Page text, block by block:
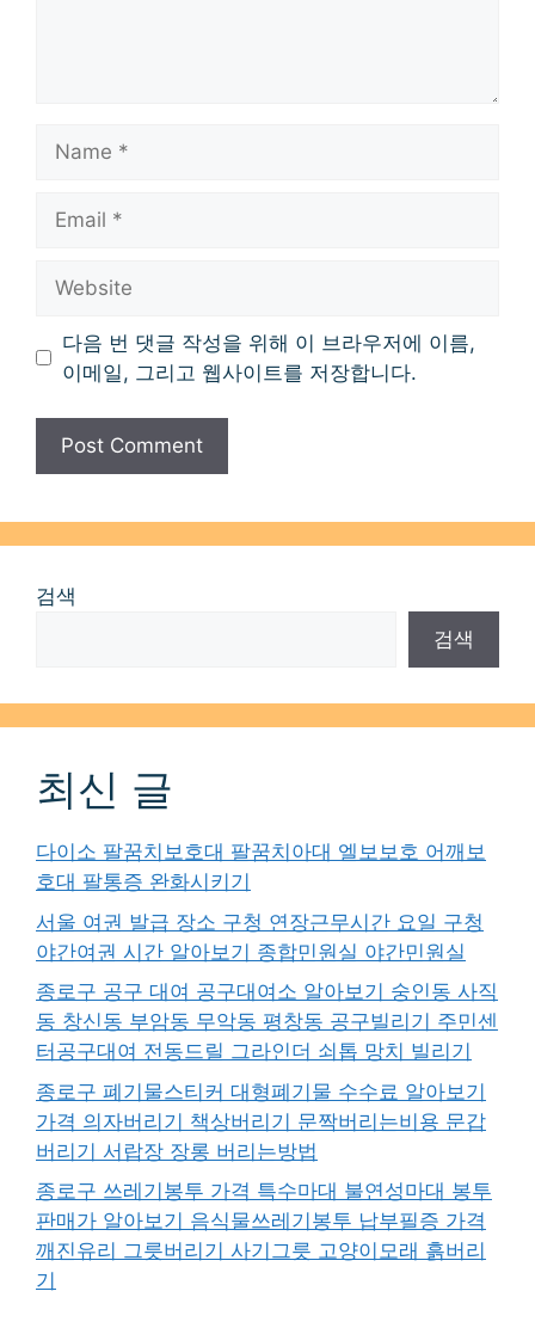
다음 번 댓글 작성을 위해 이 브라우저에 이름,
이메일, 그리고 웹사이트를 저장합니다.
검색
검색
최신 글
다이소 팔꿈치보호대 팔꿈치아대 엘보보호 어깨보
호대 팔통증 완화시키기
서울 여권 발급 장소 구청 연장근무시간 요일 구청
야간여권 시간 알아보기 종합민원실 야간민원실
종로구 공구 대여 공구대여소 알아보기 숭인동 사직
동 창신동 부암동 무악동 평창동 공구빌리기 주민센
터공구대여 전동드릴 그라인더 쇠톱 망치 빌리기
종로구 폐기물스티커 대형폐기물 수수료 알아보기
가격 의자버리기 책상버리기 문짝버리는비용 문갑
버리기 서랍장 장롱 버리는방법
종로구 쓰레기봉투 가격 특수마대 불연성마대 봉투
판매가 알아보기 음식물쓰레기봉투 납부필증 가격
깨진유리 그릇버리기 사기그릇 고양이모래 흙버리
기